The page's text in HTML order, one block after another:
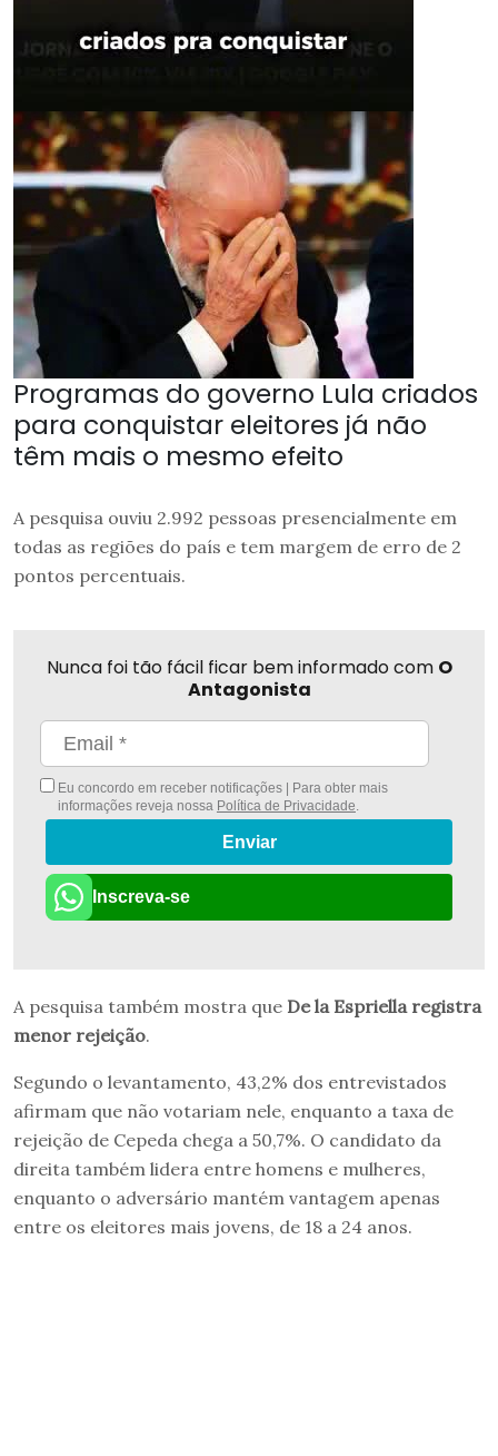
Programas do governo Lula criados
para conquistar eleitores já não
têm mais o mesmo efeito
A pesquisa ouviu 2.992 pessoas presencialmente em
todas as regiões do país e tem margem de erro de 2
pontos percentuais.
Nunca foi tão fácil ficar bem informado com O
Antagonista
Eu concordo em receber notificações | Para obter mais
informações reveja nossa Política de Privacidade.
Enviar
Inscreva-se
A pesquisa também mostra que De la Espriella registra
menor rejeição.
Segundo o levantamento, 43,2% dos entrevistados
afirmam que não votariam nele, enquanto a taxa de
rejeição de Cepeda chega a 50,7%. O candidato da
direita também lidera entre homens e mulheres,
enquanto o adversário mantém vantagem apenas
entre os eleitores mais jovens, de 18 a 24 anos.